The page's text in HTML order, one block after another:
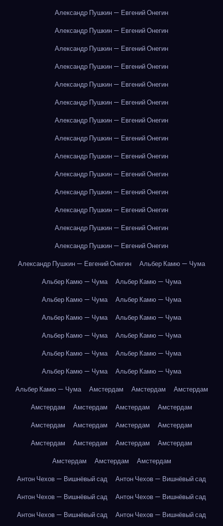
Александр Пушкин — Евгений Онегин
Александр Пушкин — Евгений Онегин
Александр Пушкин — Евгений Онегин
Александр Пушкин — Евгений Онегин
Александр Пушкин — Евгений Онегин
Александр Пушкин — Евгений Онегин
Александр Пушкин — Евгений Онегин
Александр Пушкин — Евгений Онегин
Александр Пушкин — Евгений Онегин
Александр Пушкин — Евгений Онегин
Александр Пушкин — Евгений Онегин
Александр Пушкин — Евгений Онегин
Александр Пушкин — Евгений Онегин
Александр Пушкин — Евгений Онегин
Александр Пушкин — Евгений Онегин
Альбер Камю — Чума
Альбер Камю — Чума
Альбер Камю — Чума
Альбер Камю — Чума
Альбер Камю — Чума
Альбер Камю — Чума
Альбер Камю — Чума
Альбер Камю — Чума
Альбер Камю — Чума
Альбер Камю — Чума
Альбер Камю — Чума
Альбер Камю — Чума
Альбер Камю — Чума
Альбер Камю — Чума
Амстердам Амстердам
Амстердам
Амстердам
Амстердам Амстердам
Амстердам
Амстердам
Амстердам Амстердам
Амстердам
Амстердам
Амстердам Амстердам
Амстердам
Амстердам
Амстердам
Амстердам
Антон Чехов — Вишнёвый сад
Антон Чехов — Вишнёвый сад
Антон Чехов — Вишнёвый сад
Антон Чехов — Вишнёвый сад
Антон Чехов — Вишнёвый сад
Антон Чехов — Вишнёвый сад